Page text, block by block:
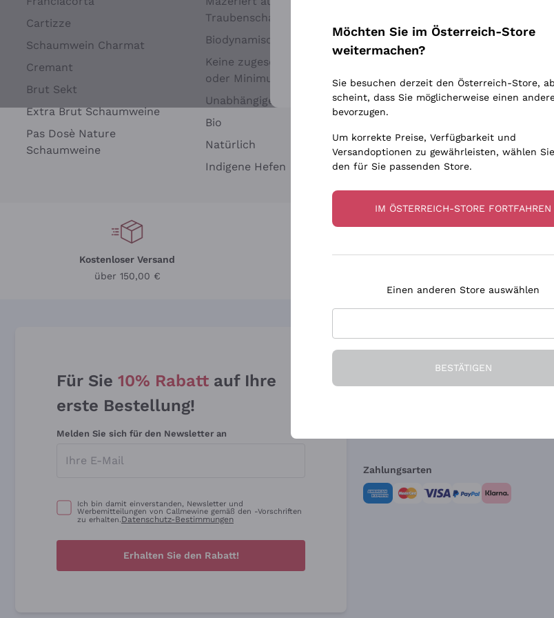
Cartizze
Schaumwein Charmat
Cremant
Brut Sekt
Extra Brut Schaumweine
Pas Dosè Nature
Schaumweine
Traubenschalen
Biodynamisch
Keine zugesetzten Sulfite
oder Minimum
Unabhängige Weinbauern
Bio
Natürlich
Indigene Hefen
Occhipinti Arianna
Biondi Santi
Argiolas
Zenato
Ca' dei Frati
Kostenloser Versand
über 150,00 €
Für Sie 10% Rabatt auf Ihre
erste Bestellung!
Melden Sie sich für den Newsletter an
Ich bin damit einverstanden, Newsletter und
Werbemitteilungen von Callmewine gemäß den -Vorschriften
zu erhalten.Datenschutz-Bestimmungen
Erhalten Sie den Rabatt!
Die Firma
Zahlungsarten
Weitere Informationen finden Sie in unserem Datenschutz-
Möchten Sie im Österreich-Store
weitermachen?
Sie besuchen derzeit den Österreich-Store,
scheint, dass Sie möglicherweise einen
bevorzugen.
Um korrekte Preise, Verfügbarkeit und
Versandoptionen zu gewährleisten, wählen
den für Sie passenden Store.
IM ÖSTERREICH-STORE FORTFAHREN
Einen anderen Store auswählen
BESTÄTIGEN